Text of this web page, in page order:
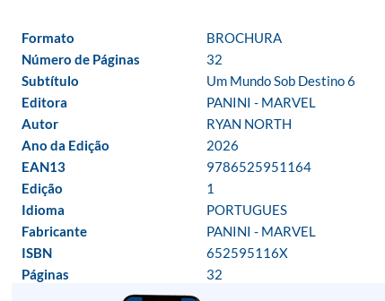
Formato
BROCHURA
Número de Páginas
32
Subtítulo
Um Mundo Sob Destino 6
Editora
PANINI - MARVEL
Autor
RYAN NORTH
Ano da Edição
2026
EAN13
9786525951164
Edição
1
Idioma
PORTUGUES
Fabricante
PANINI - MARVEL
ISBN
652595116X
Páginas
32